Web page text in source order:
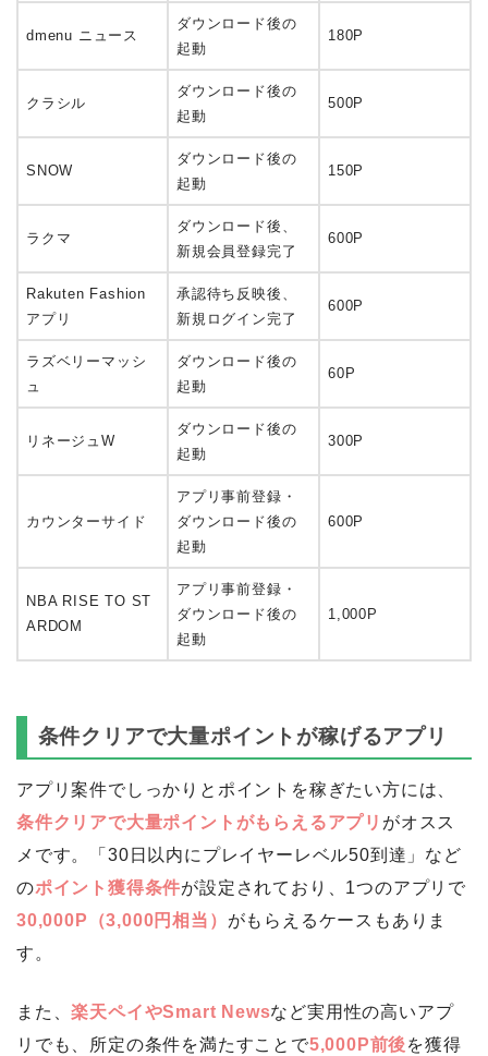
dmenu ニュース
ダウンロード後の
起動
180P
クラシル
ダウンロード後の
起動
500P
SNOW
ダウンロード後の
起動
150P
ラクマ
ダウンロード後、
新規会員登録完了
600P
Rakuten Fashion
アプリ
承認待ち反映後、
新規ログイン完了
600P
ラズベリーマッシ
ュ
ダウンロード後の
起動
60P
リネージュW
ダウンロード後の
起動
300P
カウンターサイド
アプリ事前登録・
ダウンロード後の
起動
600P
NBA RISE TO ST
ARDOM
アプリ事前登録・
ダウンロード後の
起動
1,000P
条件クリアで大量ポイントが稼げるアプリ
アプリ案件でしっかりとポイントを稼ぎたい方には、
条件クリアで大量ポイントがもらえるアプリ がオスス
メです。「30日以内にプレイヤーレベル50到達」など
のポイント獲得条件が設定されており、1つのアプリで
30,000P（3,000円相当） がもらえるケースもありま
す。
また、楽天ペイやSmart Newsなど実用性の高いアプ
リでも、所定の条件を満たすことで5,000P前後を獲得